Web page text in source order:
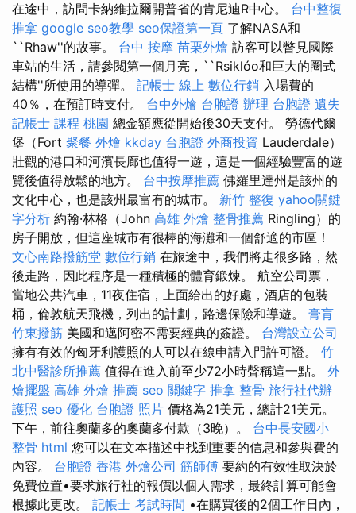
在途中，訪問卡納維拉爾開普省的肯尼迪R中心。 台中整復
推拿 google seo教學 seo保證第一頁 了解NASA和
``Rhaw''的故事。 台中 按摩 苗栗外燴 訪客可以瞥見國際
車站的生活，請參閱第一個月亮，``Rsiklóo和巨大的圈式
結構''所使用的導彈。 記帳士 線上 數位行銷 入場費的
40％，在預訂時支付。 台中外燴 台胞證 辦理 台胞證 遺失
記帳士 課程 桃園 總金額應從開始後30天支付。 勞德代爾
堡（Fort 聚餐 外燴 kkday 台胞證 外商投資 Lauderdale）
壯觀的港口和河濱長廊也值得一遊，這是一個經驗豐富的遊
覽後值得放鬆的地方。 台中按摩推薦 佛羅里達州是該州的
文化中心，也是該州最富有的城市。 新竹 整復 yahoo關鍵
字分析 約翰·林格（John 高雄 外燴 整骨推薦 Ringling）的
房子開放，但這座城市有很棒的海灘和一個舒適的市區！
文心南路撥筋堂 數位行銷 在旅途中，我們將走很多路，然
後走路，因此程序是一種積極的體育鍛煉。 航空公司票，
當地公共汽車，11夜住宿，上面給出的好處，酒店的包裝
桶，倫敦航天飛機，列出的計劃，路邊保險和導遊。 膏肓
竹東撥筋 美國和邁阿密不需要經典的簽證。 台灣設立公司
擁有有效的匈牙利護照的人可以在線申請入門許可證。 竹
北中醫診所推薦 值得在進入前至少72小時聲稱這一點。 外
燴擺盤 高雄 外燴 推薦 seo 關鍵字 推拿 整骨 旅行社代辦
護照 seo 優化 台胞證 照片 價格為21美元，總計21美元。
下午，前往奧蘭多的奧蘭多付款（3晚）。 台中長安國小
整骨 html 您可以在文本描述中找到重要的信息和參與費的
內容。 台胞證 香港 外燴公司 筋師傅 要約的有效性取決於
免費位置•要求旅行社的報價以個人需求，最終計算可能會
根據此更改。 記帳士 考試時間 •在購買後的2個工作日內，